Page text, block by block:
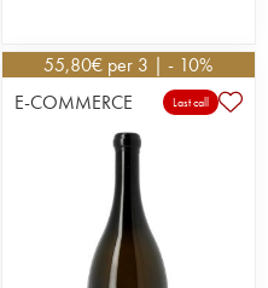
55,80€ per 3 | - 10%
E-COMMERCE
Last call